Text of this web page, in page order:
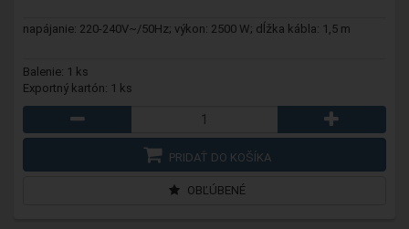
napájanie: 220-240V~/50Hz; výkon: 2500 W; dĺžka kábla: 1,5 m
Balenie: 1 ks
Exportný kartón: 1 ks
PRIDAŤ DO KOŠÍKA
OBĽÚBENÉ